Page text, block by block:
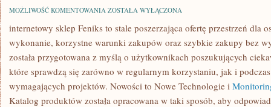
MOŻLIWOŚĆ KOMENTOWANIA SZTUCZNA
(AI)
ZOSTAŁA WYŁĄCZONA
internetowy sklep Feniks to stale poszerzająca ofertę przestrzeń dla
wykonanie, korzystne warunki zakupów oraz szybkie zakupy bez
została przygotowana z myślą o użytkownikach poszukujących
które sprawdzą się zarówno w regularnym korzystaniu, jak i
wymagających projektów. Nowości to Nowe Technologie i
Katalog produktów została opracowana w taki sposób, aby